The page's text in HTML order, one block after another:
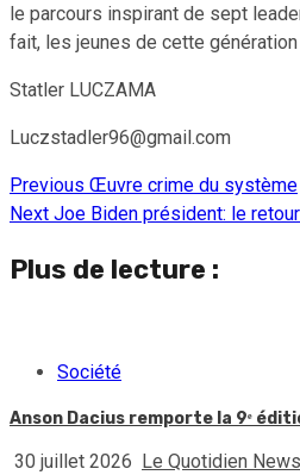
le parcours inspirant de sept
fait, les jeunes de cette
Statler LUCZAMA
Luczstadler96@gmail.com
Continue
Previous Œuvre crime du système
Next Joe Biden président: le
Plus de lecture :
Société
Anson Dacius remporte la 9ᵉ
30 juillet 2026 Le Quotidien News